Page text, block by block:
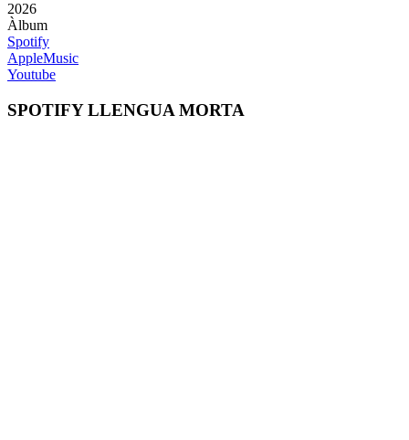
2026
Àlbum
Spotify
AppleMusic
Youtube
SPOTIFY LLENGUA MORTA